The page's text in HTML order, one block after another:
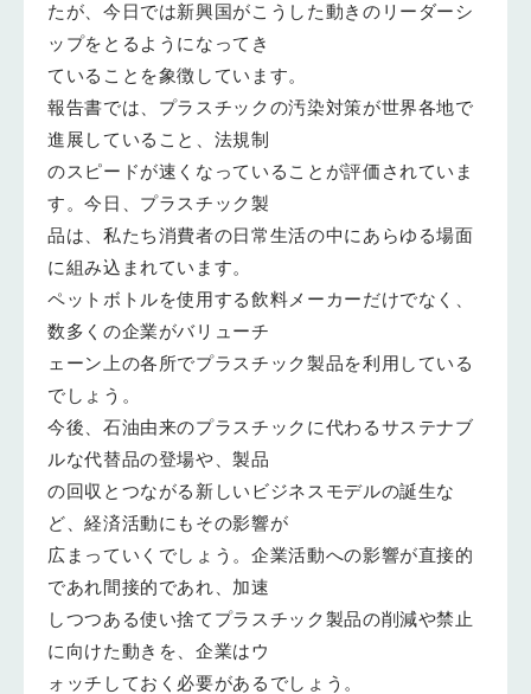
たが、今日では新興国がこうした動きのリーダーシ
ップをとるようになってき
ていることを象徴しています。
報告書では、プラスチックの汚染対策が世界各地で
進展していること、法規制
のスピードが速くなっていることが評価されていま
す。今日、プラスチック製
品は、私たち消費者の日常生活の中にあらゆる場面
に組み込まれています。
ペットボトルを使用する飲料メーカーだけでなく、
数多くの企業がバリューチ
ェーン上の各所でプラスチック製品を利用している
でしょう。
今後、石油由来のプラスチックに代わるサステナブ
ルな代替品の登場や、製品
の回収とつながる新しいビジネスモデルの誕生な
ど、経済活動にもその影響が
広まっていくでしょう。企業活動への影響が直接的
であれ間接的であれ、加速
しつつある使い捨てプラスチック製品の削減や禁止
に向けた動きを、企業はウ
ォッチしておく必要があるでしょう。